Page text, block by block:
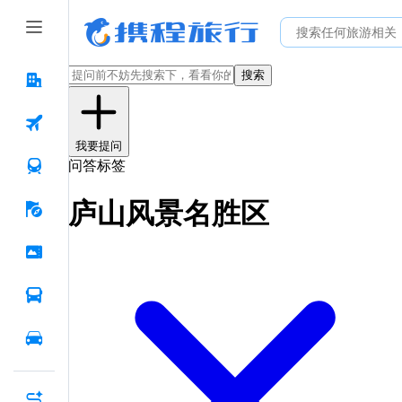
搜索
我要提问
问答标签
庐山风景名胜区